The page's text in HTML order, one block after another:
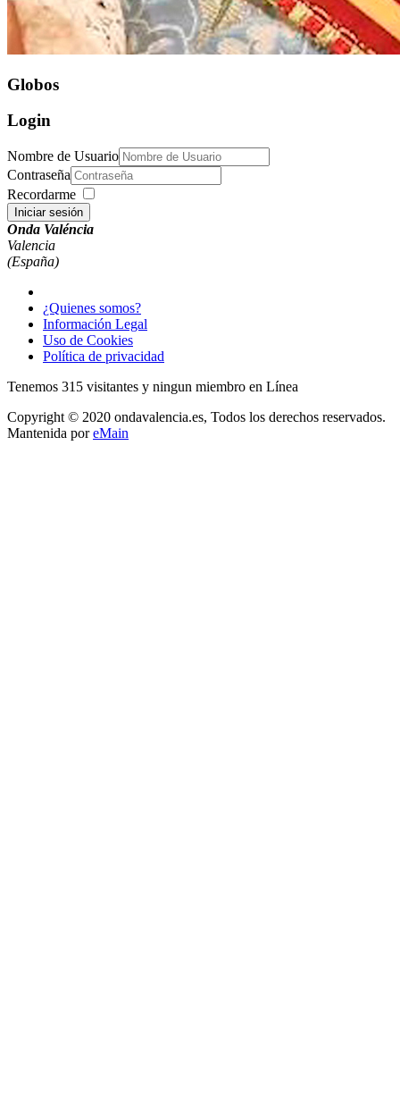
Globos
Login
Nombre de Usuario
Contraseña
Recordarme
Iniciar sesión
Onda Valéncia
Valencia
(España)
¿Quienes somos?
Información Legal
Uso de Cookies
Política de privacidad
Tenemos 315 visitantes y ningun miembro en Línea
Copyright © 2020 ondavalencia.es, Todos los derechos reservados.
Mantenida poreMain